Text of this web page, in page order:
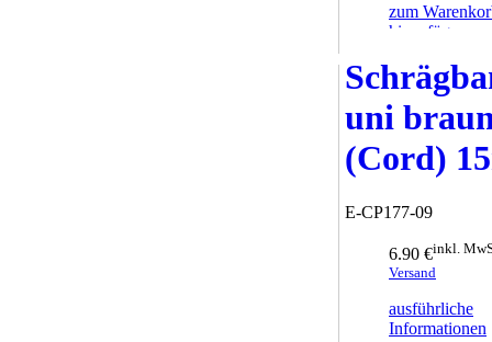
zum
hinzufügen
uni
(Cord)
E-CP177-09
6.90 €inkl.
Versand
ausführliche
Informationen